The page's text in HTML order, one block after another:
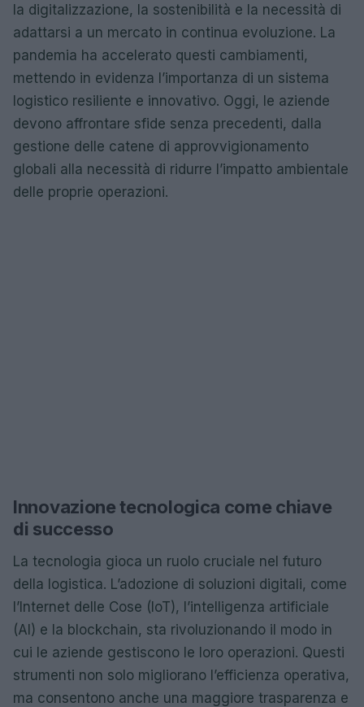
la digitalizzazione, la sostenibilità e la necessità di
adattarsi a un mercato in continua evoluzione. La
pandemia ha accelerato questi cambiamenti,
mettendo in evidenza l’importanza di un sistema
logistico resiliente e innovativo. Oggi, le aziende
devono affrontare sfide senza precedenti, dalla
gestione delle catene di approvvigionamento
globali alla necessità di ridurre l’impatto ambientale
delle proprie operazioni.
Innovazione tecnologica come chiave
di successo
La tecnologia gioca un ruolo cruciale nel futuro
della logistica. L’adozione di soluzioni digitali, come
l’Internet delle Cose (IoT), l’intelligenza artificiale
(AI) e la blockchain, sta rivoluzionando il modo in
cui le aziende gestiscono le loro operazioni. Questi
strumenti non solo migliorano l’efficienza operativa,
ma consentono anche una maggiore trasparenza e